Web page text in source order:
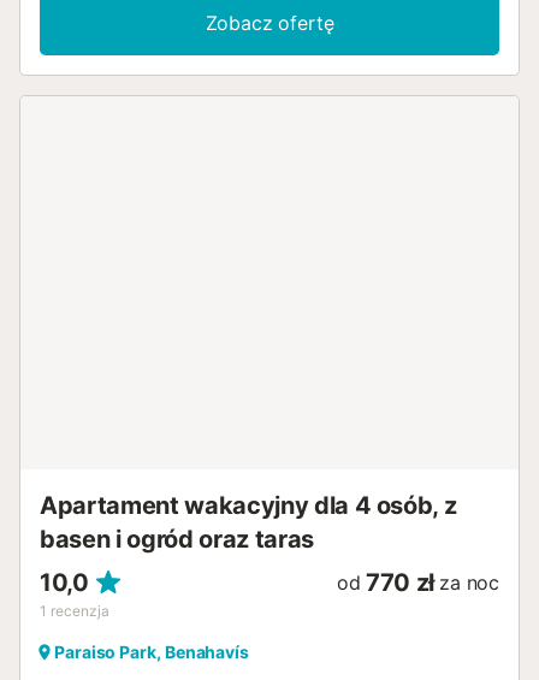
Zobacz ofertę
Apartament wakacyjny dla 4 osób, z
basen i ogród oraz taras
10,0
1 recenzja
od 770 zł za noc
Paraiso Park, Benahavís